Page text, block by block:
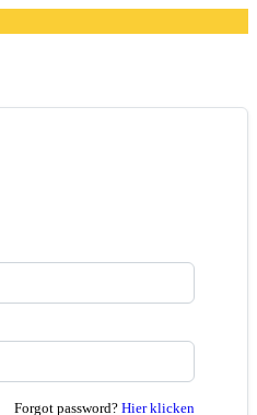
Forgot password? Hier klicken